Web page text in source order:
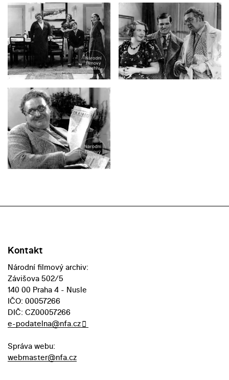
Kontakt
Národní filmový archiv:
Závišova 502/5
140 00 Praha 4 - Nusle
IČO: 00057266
DIČ: CZ00057266
e-podatelna@nfa.cz
Správa webu:
webmaster@nfa.cz